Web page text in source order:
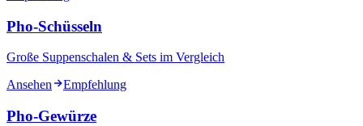
Pho-Schüsseln
Große Suppenschalen & Sets im Vergleich
Ansehen
Empfehlung
Pho-Gewürze